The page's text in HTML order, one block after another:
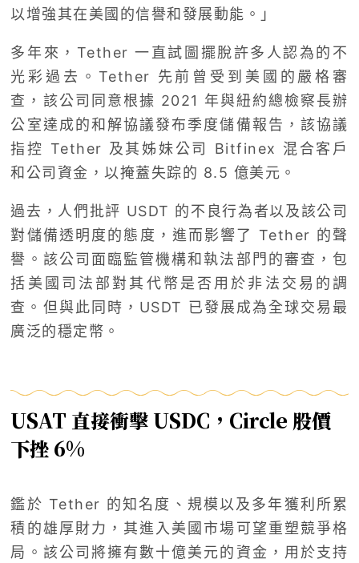
以增強其在美國的信譽和發展動能。」
多年來，Tether 一直試圖擺脫許多人認為的不
光彩過去。Tether 先前曾受到美國的嚴格審
查，該公司同意根據 2021 年與紐約總檢察長辦
公室達成的和解協議發布季度儲備報告，該協議
指控 Tether 及其姊妹公司 Bitfinex 混合客戶
和公司資金，以掩蓋失踪的 8.5 億美元。
過去，人們批評 USDT 的不良行為者以及該公司
對儲備透明度的態度，進而影響了 Tether 的聲
譽。該公司面臨監管機構和執法部門的審查，包
括美國司法部對其代幣是否用於非法交易的調
查。但與此同時，USDT 已發展成為全球交易最
廣泛的穩定幣。
USAT 直接衝擊 USDC，Circle 股價
下挫 6%
鑑於 Tether 的知名度、規模以及多年獲利所累
積的雄厚財力，其進入美國市場可望重塑競爭格
局。該公司將擁有數十億美元的資金，用於支持